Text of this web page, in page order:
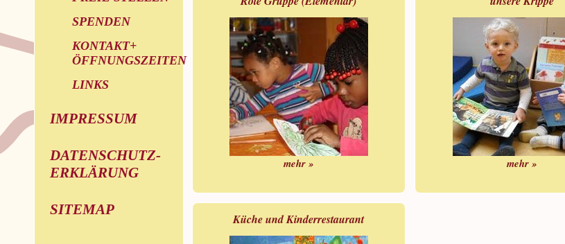
SPENDEN
KONTAKT+
ÖFFNUNGSZEITEN
LINKS
IMPRESSUM
DATENSCHUTZ-
ERKLÄRUNG
SITEMAP
mehr » mehr »
Küche und Kinderrestaurant